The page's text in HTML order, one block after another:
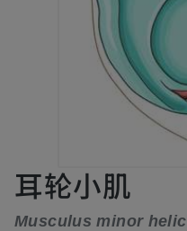
耳轮小肌
Musculus minor